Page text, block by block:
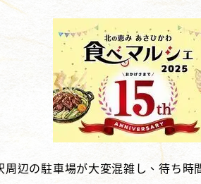
辺の駐車場が大変混雑し、待ち時